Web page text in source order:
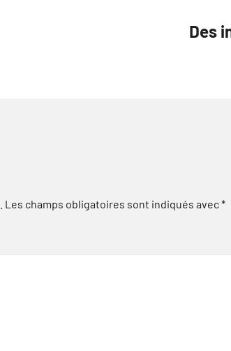
Des
Les champs obligatoires sont indiqués avec*